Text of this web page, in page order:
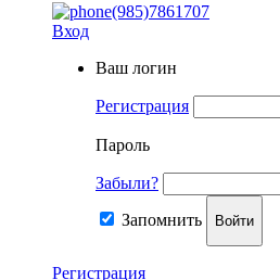
(985)7861707
Вход
Ваш логин
Регистрация
Пароль
Забыли?
Запомнить Войти
Регистрация